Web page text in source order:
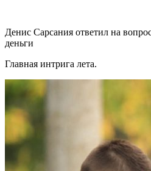
Денис Сарсания ответил на
деньги
Главная интрига лета.